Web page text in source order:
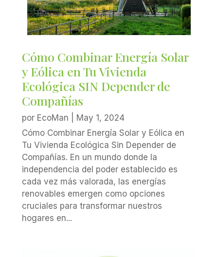
Cómo Combinar Energía Solar
y Eólica en Tu Vivienda
Ecológica SIN Depender de
Compañías
por EcoMan
May 1, 2024
Cómo Combinar Energía Solar y Eólica en
Tu Vivienda Ecológica Sin Depender de
Compañías. En un mundo donde la
independencia del poder establecido es
cada vez más valorada, las energías
renovables emergen como opciones
cruciales para transformar nuestros
hogares en...